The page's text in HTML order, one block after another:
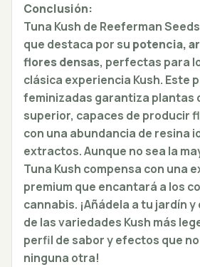
Conclusión:
Tuna Kush de Reeferman
que destaca por su potencia,
flores densas, perfectas para
clásica experiencia Kush. Este
feminizadas garantiza plantas
superior, capaces de producir
con una abundancia de resina
extractos. Aunque no sea la
Tuna Kush compensa con una
premium que encantará a los
cannabis. ¡Añádela a tu jardín
de las variedades Kush más
perfil de sabor y efectos que
ninguna otra!